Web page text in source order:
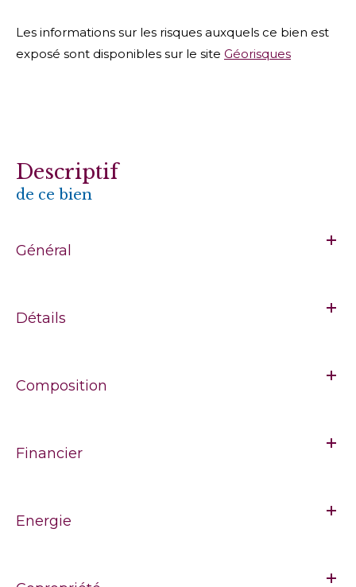
Les informations sur les risques auxquels ce bien est
exposé sont disponibles sur le site Géorisques
descriptif
de ce bien
Général
Détails
Composition
Financier
Energie